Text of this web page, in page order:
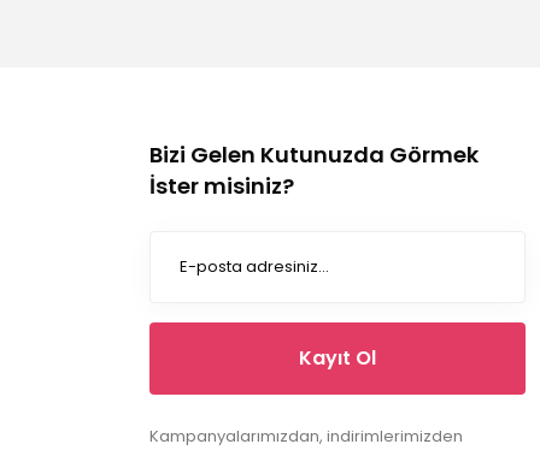
Bizi Gelen Kutunuzda Görmek
İster misiniz?
Kayıt Ol
Kampanyalarımızdan, indirimlerimizden